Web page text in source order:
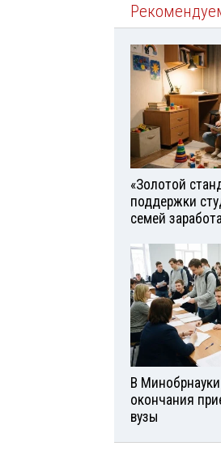
«Золотой
поддержки
семей
В
окончания
вузы